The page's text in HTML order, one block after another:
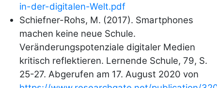
in-der-digitalen-Welt.pdf
Schiefner-Rohs, M. (2017). Smartphones
machen keine neue Schule.
Veränderungspotenziale digitaler Medien
kritisch reflektieren. Lernende Schule, 79, S.
25-27. Abgerufen am 17. August 2020 von